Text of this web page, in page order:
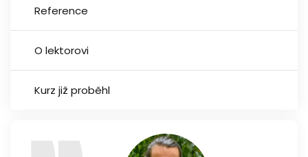
Reference
O lektorovi
Kurz již proběhl